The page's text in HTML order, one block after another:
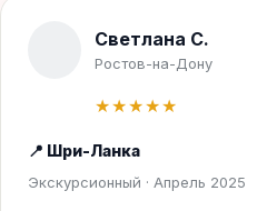
Светлана С.
Ростов-на-Дону
★★★★★
📍 Шри-Ланка
Экскурсионный · Апрель 2025